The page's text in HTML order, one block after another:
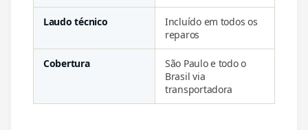
Laudo técnico
Incluído em todos os
reparos
Cobertura
São Paulo e todo o
Brasil via
transportadora